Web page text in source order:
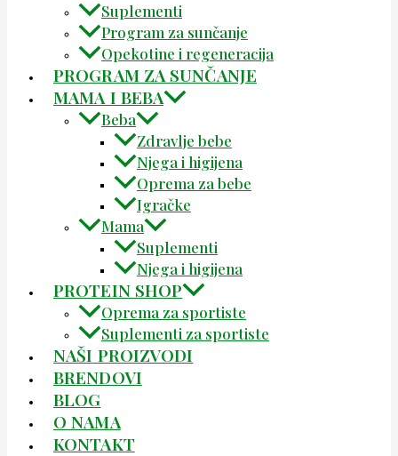
Suplementi
Program za sunčanje
Opekotine i regeneracija
PROGRAM ZA SUNČANJE
MAMA I BEBA
Beba
Zdravlje bebe
Njega i higijena
Oprema za bebe
Igračke
Mama
Suplementi
Njega i higijena
PROTEIN SHOP
Oprema za sportiste
Suplementi za sportiste
NAŠI PROIZVODI
BRENDOVI
BLOG
O NAMA
KONTAKT